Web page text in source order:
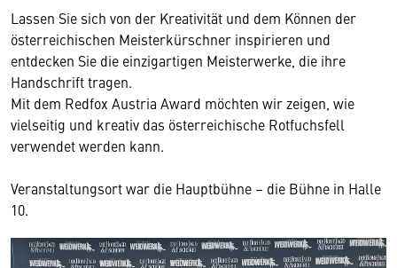
Lassen Sie sich von der Kreativität und dem Können der
österreichischen Meisterkürschner inspirieren und
entdecken Sie die einzigartigen Meisterwerke, die ihre
Handschrift tragen.
Mit dem Redfox Austria Award möchten wir zeigen, wie
vielseitig und kreativ das österreichische Rotfuchsfell
verwendet werden kann.
Veranstaltungsort war die Hauptbühne – die Bühne in Halle
10.